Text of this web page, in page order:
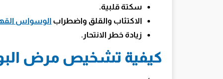
سكتة قلبية.
الاكتئاب والقلق واضطراب الوسواس
زيادة خطر الانتحار.
كيفية تشخيص مرض